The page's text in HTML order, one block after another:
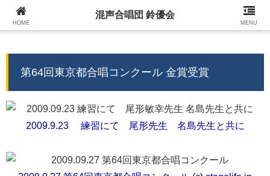
混声合唱団 鈴優会 公式ウェブサイト
第64回東京都合唱コンクール 金賞受賞
2009.9.23 練習にて 尾形先生 名島先生と共に
HOME
混声合唱団 鈴優会
MENU